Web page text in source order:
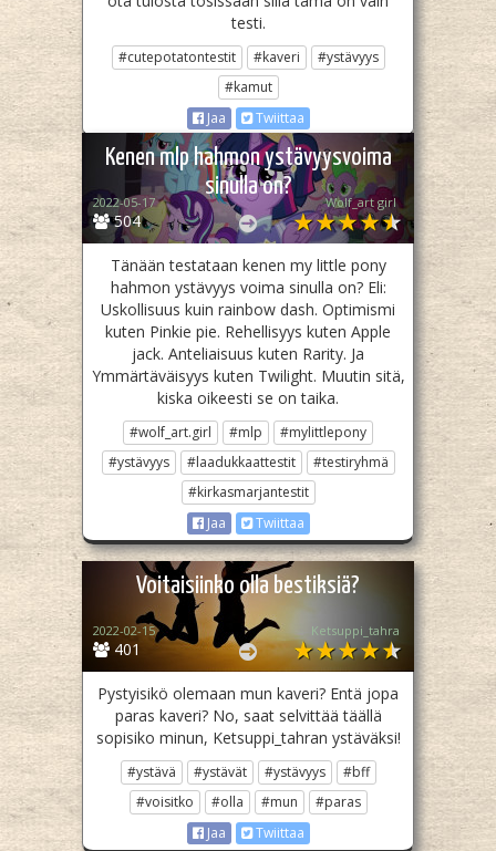
testi.
#cutepotatontestit #kaveri
#ystävyys
#kamut
Jaa
Twiittaa
Kenen mlp hahmon ystävyysvoima
sinulla on?
504
2022-05-17 Wolf_art girl ‎
Tänään testataan kenen my little pony
hahmon ystävyys voima sinulla on? Eli:
Uskollisuus kuin rainbow dash. Optimismi
kuten Pinkie pie. Rehellisyys kuten Apple
jack. Anteliaisuus kuten Rarity. Ja
Ymmärtäväisyys kuten Twilight. Muutin sitä,
kiska oikeesti se on taika.
#wolf_art.girl #mlp
#mylittlepony
#ystävyys
#laadukkaattestit
#testiryhmä
#kirkasmarjantestit
Jaa
Twiittaa
Voitaisiinko olla bestiksiä?
401
2022-02-15 Ketsuppi_tahra
Pystyisikö olemaan mun kaveri? Entä jopa
paras kaveri? No, saat selvittää täällä
sopisiko minun, Ketsuppi_tahran ystäväksi!
#ystävä #ystävät #ystävyys
#bff
#voisitko
#olla #mun
#paras
Jaa
Twiittaa